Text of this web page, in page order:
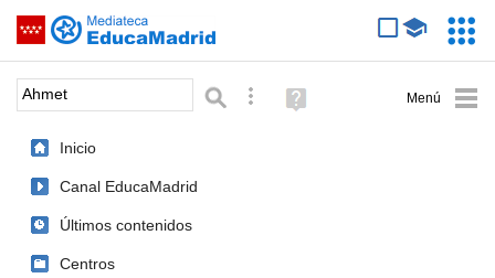
Saltar navegación
Palabra o frase: Búsqueda avanzada
Ayuda
(en
Inicio
Canal EducaMadrid
Últimos contenidos
Centros